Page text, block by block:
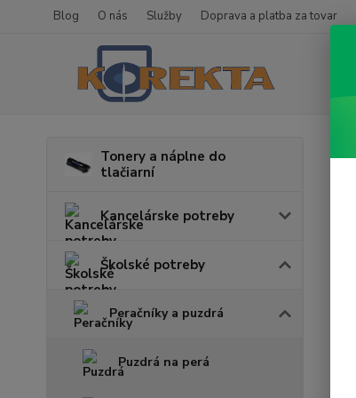
Blog O nás Služby Doprava a platba za tovar
Tonery a náplne do
tlačiarní
Kancelárske potreby
Školské potreby
Peračníky a puzdrá
Puzdrá na perá